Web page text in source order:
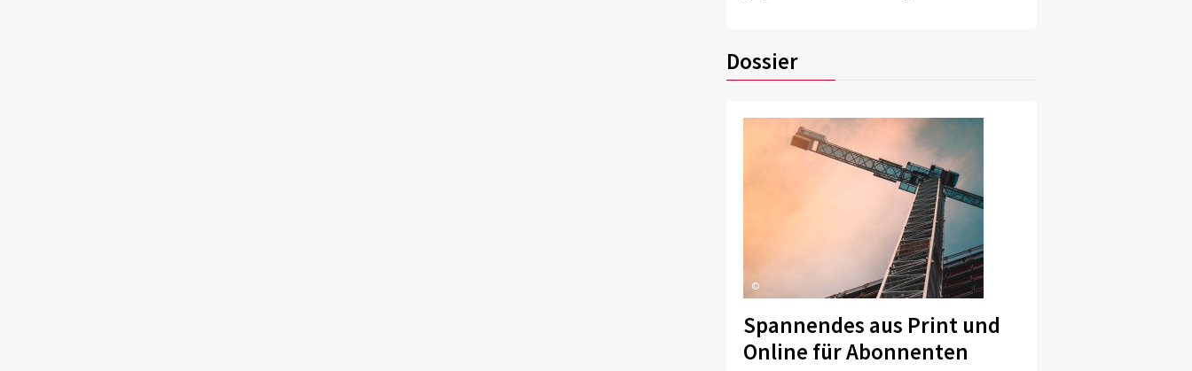
Dossier
©
Spannendes aus Print und
Online für Abonnenten